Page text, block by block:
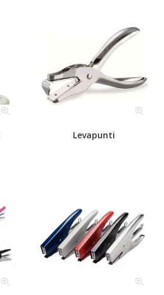
Levapunti